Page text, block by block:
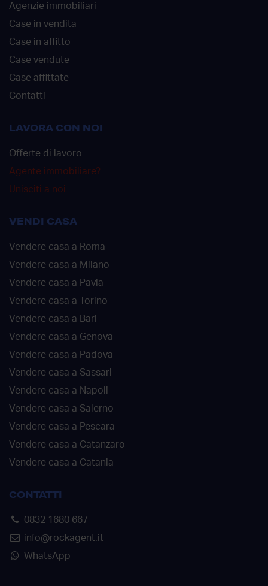
Agenzie immobiliari
Case in vendita
Case in affitto
Case vendute
Case affittate
Contatti
LAVORA CON NOI
Offerte di lavoro
Agente immobiliare?
Unisciti a noi
VENDI CASA
Vendere casa a Roma
Vendere casa a Milano
Vendere casa a Pavia
Vendere casa a Torino
Vendere casa a Bari
Vendere casa a Genova
Vendere casa a Padova
Vendere casa a Sassari
Vendere casa a Napoli
Vendere casa a Salerno
Vendere casa a Pescara
Vendere casa a Catanzaro
Vendere casa a Catania
CONTATTI
0832 1680 667
info@rockagent.it
WhatsApp